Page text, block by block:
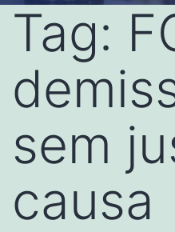
Tag:
sem
causa